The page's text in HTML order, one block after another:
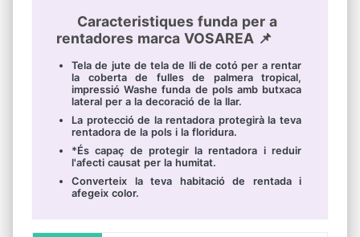
Caracteristiques funda per a
rentadores marca VOSAREA 📌
Tela de jute de tela de lli de cotó per a rentar
la coberta de fulles de palmera tropical,
impressió Washe funda de pols amb butxaca
lateral per a la decoració de la llar.
La protecció de la rentadora protegirà la teva
rentadora de la pols i la floridura.
*És capaç de protegir la rentadora i reduir
l'afecti causat per la humitat.
Converteix la teva habitació de rentada i
afegeix color.